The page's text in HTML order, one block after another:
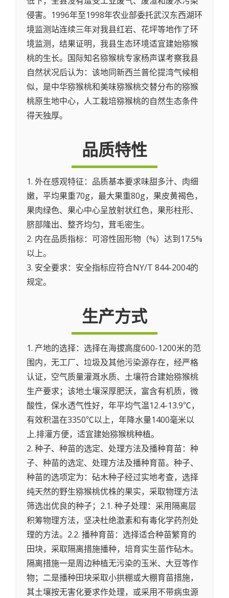
侵害。1996年至1998年农业部委托武汉东西湖环
境监测站连续三年对我县红岩、花坪等地作了环
境监测，结果证明，我县生态环境适宜建始猕猴
桃的生长。国际知名猕猴桃专家杨声谋考察我县
自然状况后认为：该地同新西兰普伦提湾气候相
似，是中华猕猴桃和美味猕猴桃交替分布的猕猴
桃原生地中心，人工栽培猕猴桃的自然生态条件
得天独厚。
品质特性
1. 外在感观特征：品质基本要求味甜多汁、肉细
嫩，平均果重70g，最大果重80g，果皮黄褐色，
果肉绿色、果心中心呈放射状红色，果形柱形、
脐部隆出、整齐均匀，茸毛密生。
2. 内在品质指标：可溶性固形物（%）达到17.5%
以上。
3. 安全要求：安全指标应符合NY/T 844-2004的
规定。
生产方式
1. 产地的选择：选择在海拔高度600-1200米的范
围内，无工厂、垃圾及其他污染源存在，经严格
认证，空气质量灌溉水质、土壤符合建始猕猴桃
生产要求；该地土壤深厚肥沃，富含有机质，微
酸性，保水透气性好，年平均气温12.4-13.9℃，
有效积温在3350℃以上，年降水量1400毫米以
上.排灌方便，适宜建始猕猴桃种植。
2. 种子、种苗的选定、处理方法及播种育苗：种
子、种苗的选定、处理方法及播种育苗。种子、
种苗的选项定为：砧木种子经过实地考查，选择
纯天然的野生猕猴桃优株的果实，采取物理方法
筛选出优良的种子；2.1. 种子处理：采用隔离层
积筹物理方法，坚决杜绝激素和有毒化学药剂处
理的方法。2.2. 播种育苗：选择适合种苗繁育的
田块，采取隔离措施播种，培育实生苗作砧木。
隔离措施一是周边种植无污染的玉米、大豆等作
物；二是播种田块采取小拱棚或大棚育苗措施，
其土壤按无害化要求作处理，或采用不带病虫源